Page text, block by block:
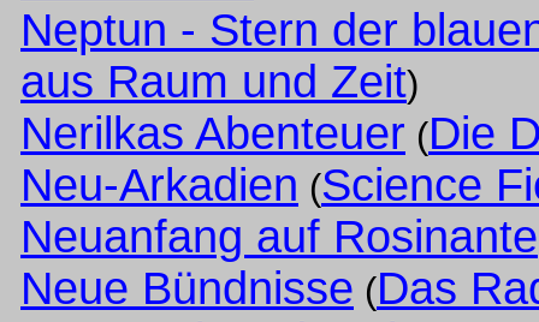
Neptun - Stern der
aus Raum und Zeit)
Nerilkas Abenteuer (Die
Neu-Arkadien (Science
Neuanfang auf Rosinante
Neue Bündnisse (Das